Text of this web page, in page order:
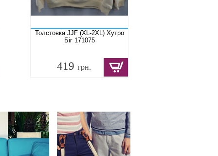
Толстовка JJF (XL-2XL) Хутро
Біг 171075
419 грн.